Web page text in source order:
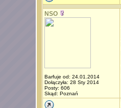
NSO
Barfuje od: 24.01.2014
Dołączyła: 28 Sty 2014
Posty: 606
Skąd: Poznań